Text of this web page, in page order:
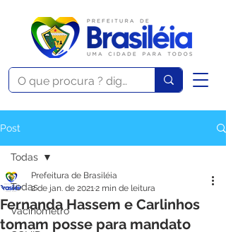
Post
Todas
Vacinômetro
Todas
Fernanda Hassem e Carlinhos
tomam posse para mandato
Prefeitura de Brasiléia
2 de jan. de 20212 min de leitura